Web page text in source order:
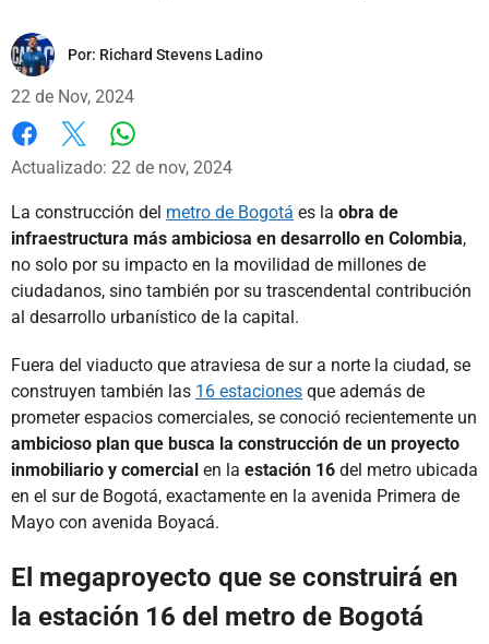
Por: Richard Stevens Ladino
22 de Nov, 2024
Facebook
X
Actualizado: 22 de nov, 2024
La construcción del metro de Bogotá es la obra de
infraestructura más ambiciosa en desarrollo en Colombia,
no solo por su impacto en la movilidad de millones de
ciudadanos, sino también por su trascendental contribución
al desarrollo urbanístico de la capital.
Fuera del viaducto que atraviesa de sur a norte la ciudad, se
construyen también las 16 estaciones que además de
prometer espacios comerciales, se conoció recientemente un
ambicioso plan que busca la construcción de un proyecto
inmobiliario y comercial en la estación 16 del metro ubicada
en el sur de Bogotá, exactamente en la avenida Primera de
Mayo con avenida Boyacá.
El megaproyecto que se construirá en
la estación 16 del metro de Bogotá